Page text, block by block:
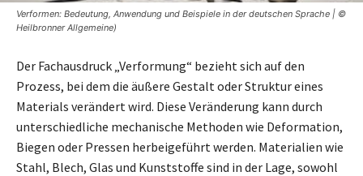
Verformen: Bedeutung, Anwendung und Beispiele in der deutschen Sprache | ©
Heilbronner Allgemeine)
Der Fachausdruck „Verformung“ bezieht sich auf den
Prozess, bei dem die äußere Gestalt oder Struktur eines
Materials verändert wird. Diese Veränderung kann durch
unterschiedliche mechanische Methoden wie Deformation,
Biegen oder Pressen herbeigeführt werden. Materialien wie
Stahl, Blech, Glas und Kunststoffe sind in der Lage, sowohl